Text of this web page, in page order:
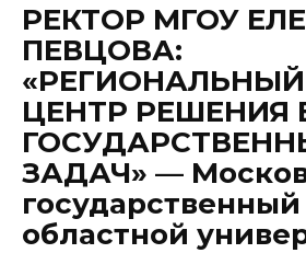
РЕКТОР МГОУ
ПЕВЦОВА:
«РЕГИОНАЛЬНЫЙ
ЦЕНТР
ЗАДАЧ» —
государственный
областной